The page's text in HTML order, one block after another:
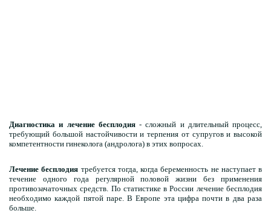
Диагностика и лечение бесплодия- сложный и длительный процесс,
требующий большой настойчивости и терпения от супругов и высокой
компетентности гинеколога (андролога) в этих вопросах.
Лечение бесплодия требуется тогда, когда беременность не наступает в
течение одного года регулярной половой жизни без применения
противозачаточных средств. По статистике в России лечение бесплодия
необходимо каждой пятой паре. В Европе эта цифра почти в два раза
больше.